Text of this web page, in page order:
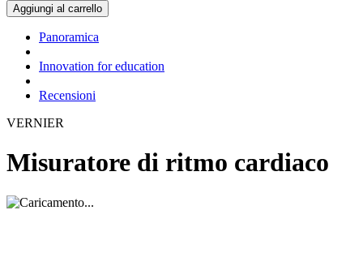
Aggiungi al carrello
Panoramica
Innovation for education
Recensioni
VERNIER
Misuratore di ritmo cardiaco